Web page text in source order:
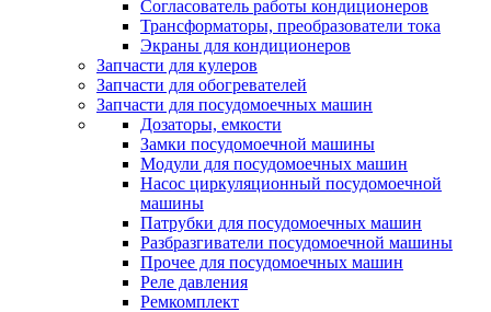
Согласователь работы кондиционеров
Трансформаторы, преобразователи тока
Экраны для кондиционеров
Запчасти для кулеров
Запчасти для обогревателей
Запчасти для посудомоечных машин
Дозаторы, емкости
Замки посудомоечной машины
Модули для посудомоечных машин
Насос циркуляционный посудомоечной
машины
Патрубки для посудомоечных машин
Разбразгиватели посудомоечной машины
Прочее для посудомоечных машин
Реле давления
Ремкомплект